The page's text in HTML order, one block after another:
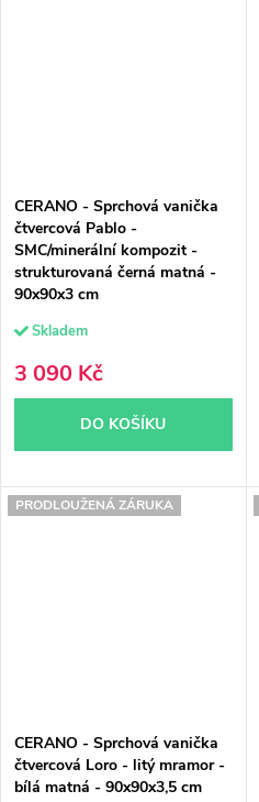
CERANO - Sprchová vanička
čtvercová Pablo -
SMC/minerální kompozit -
strukturovaná černá matná -
90x90x3 cm
Skladem
3 090 Kč
DO KOŠÍKU
PRODLOUŽENÁ ZÁRUKA
CERANO - Sprchová vanička
čtvercová Loro - litý mramor -
bílá matná - 90x90x3,5 cm